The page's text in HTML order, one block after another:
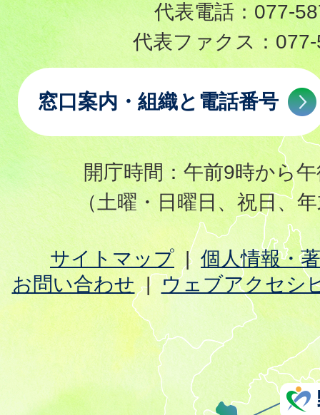
代表電話： 077-
代表ファクス：
窓口案内・組織と電話番号
開庁時間：午前9時から
（土曜・日曜日、祝日、
サイトマップ
個人情報・
お問い合わせ
ウェブアクセシ